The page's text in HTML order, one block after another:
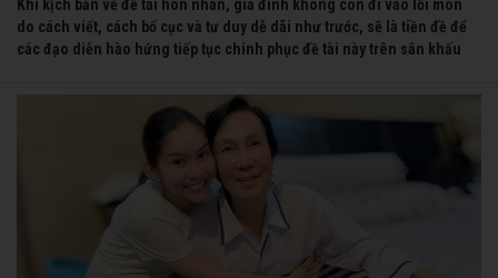
Khi kịch bản về đề tài hôn nhân, gia đình không còn đi vào lối mòn
do cách viết, cách bố cục và tư duy dễ dãi như trước, sẽ là tiền đề để
các đạo diễn hào hứng tiếp tục chinh phục đề tài này trên sân khấu